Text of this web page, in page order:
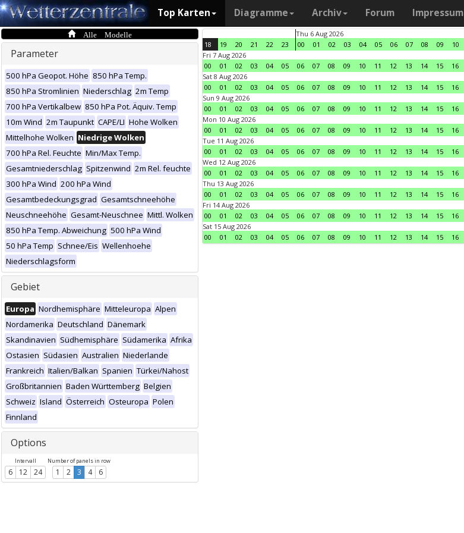
Top Karten Diagramme Archiv Forum Impressum
Alle Modelle
Parameter
500 hPa Geopot. Höhe 850 hPa Temp.
850 hPa Stromlinien Niederschlag 2m Temp
700 hPa Vertikalbew 850 hPa Pot. Äquiv. Temp
10m Wind 2m Taupunkt CAPE/LI Hohe Wolken
Mittelhohe Wolken Niedrige Wolken
700 hPa Rel. Feuchte Min/Max Temp.
Gesamtniederschlag Spitzenwind 2m Rel. feuchte
300 hPa Wind 200 hPa Wind
Gesamtbedeckungsgrad Gesamtschneehöhe
Neuschneehöhe Gesamt-Neuschnee Mittl. Wolken
850 hPa Temp. Abweichung 500 hPa Wind
50 hPa Temp Schnee/Eis Wellenhoehe
Niederschlagsform
Gebiet
Europa Nordhemisphäre Mitteleuropa Alpen
Nordamerika Deutschland Dänemark
Skandinavien Südhemisphäre Südamerika Afrika
Ostasien Südasien Australien Niederlande
Frankreich Italien/Balkan Spanien Türkei/Nahost
Großbritannien Baden Württemberg Belgien
Schweiz Island Österreich Osteuropa Polen
Finnland
Options
Intervall
6 12 24
Number of panels in row
1 2 3 4 6
18 19 20 21 22 23
Thu 6 Aug 2026
00
01 02 03 04 05 06 07 08 09 10
Fri 7 Aug 2026
00
01 02 03 04 05 06 07 08 09 10 11 12 13 14 15 16
Sat 8 Aug 2026
00
01 02 03 04 05 06 07 08 09 10 11 12 13 14 15 16
Sun 9 Aug 2026
00
01 02 03 04 05 06 07 08 09 10 11 12 13 14 15 16
Mon 10 Aug 2026
00
01 02 03 04 05 06 07 08 09 10 11 12 13 14 15 16
Tue 11 Aug 2026
00
01 02 03 04 05 06 07 08 09 10 11 12 13 14 15 16
Wed 12 Aug 2026
00
01 02 03 04 05 06 07 08 09 10 11 12 13 14 15 16
Thu 13 Aug 2026
00
01 02 03 04 05 06 07 08 09 10 11 12 13 14 15 16
Fri 14 Aug 2026
00
01 02 03 04 05 06 07 08 09 10 11 12 13 14 15 16
Sat 15 Aug 2026
00
01 02 03 04 05 06 07 08 09 10 11 12 13 14 15 16